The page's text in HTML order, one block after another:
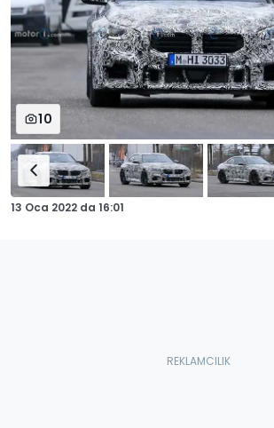
10
13 Oca 2022 da 16:01